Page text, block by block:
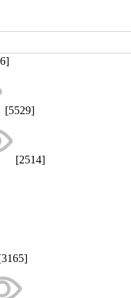
[5529]
[2514]